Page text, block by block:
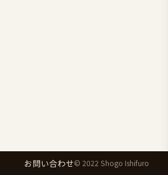
お問い合わせ© 2022 Shogo Ishifuro